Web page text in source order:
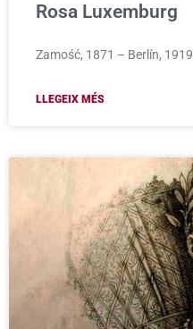
Rosa Luxemburg
Zamość, 1871 – Berlín, 1919
LLEGEIX MÉS